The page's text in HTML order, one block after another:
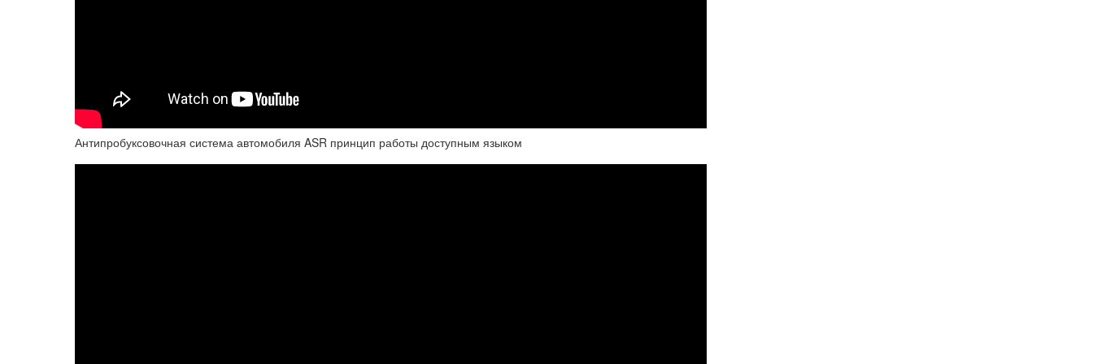
Антипробуксовочная система автомобиля ASR принцип работы доступным языком